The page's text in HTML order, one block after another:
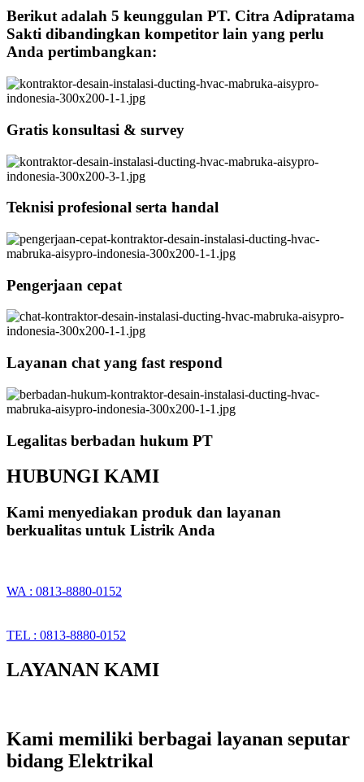
Berikut adalah 5 keunggulan PT. Citra Adipratama
Sakti dibandingkan kompetitor lain yang perlu
Anda pertimbangkan:
Gratis konsultasi & survey
Teknisi profesional serta handal
Pengerjaan cepat
Layanan chat yang fast respond
Legalitas berbadan hukum PT
HUBUNGI KAMI
Kami menyediakan produk dan layanan
berkualitas untuk Listrik Anda
WA : 0813-8880-0152
TEL : 0813-8880-0152
LAYANAN KAMI
Kami memiliki berbagai layanan seputar
bidang Elektrikal